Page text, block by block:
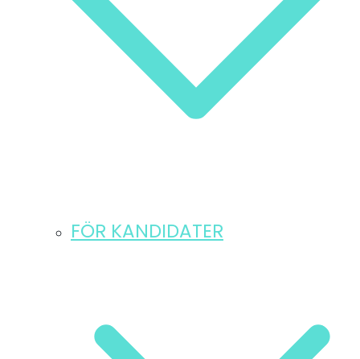
FÖR KANDIDATER